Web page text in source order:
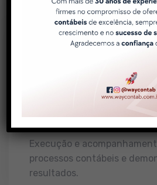
Contábil
Execução e
processos contábeis e
resultados.